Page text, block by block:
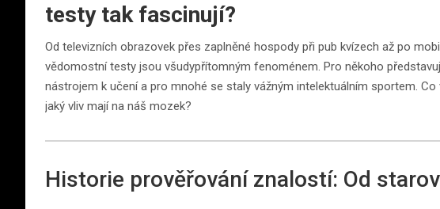
testy tak fascinují?
Od televizních obrazovek přes zaplněné hospody při pub kvízech až po
vědomostní testy jsou všudypřítomným fenoménem. Pro někoho
nástrojem k učení a pro mnohé se staly vážným intelektuálním sportem.
jaký vliv mají na náš mozek?
Historie prověřování znalostí: Od